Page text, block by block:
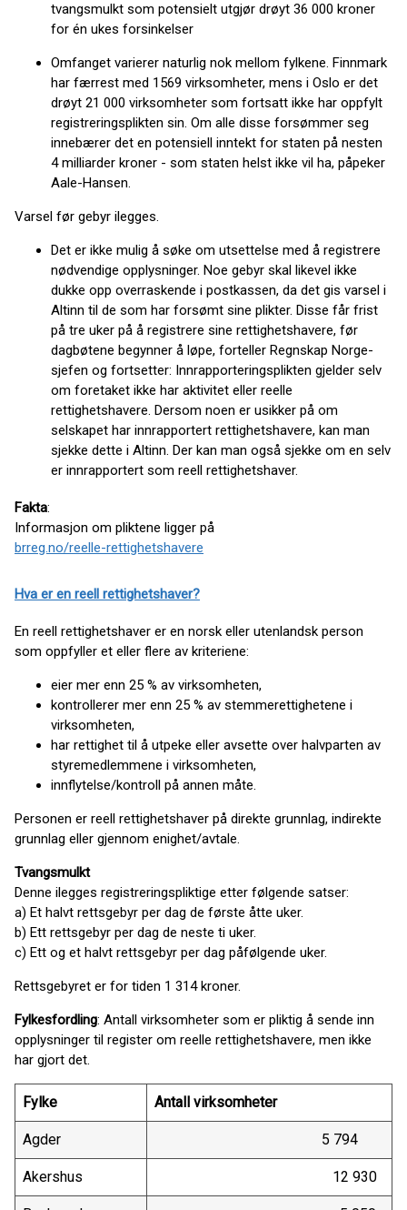
tvangsmulkt som potensielt utgjør drøyt 36 000 kroner
for én ukes forsinkelser
Omfanget varierer naturlig nok mellom fylkene. Finnmark
har færrest med 1569 virksomheter, mens i Oslo er det
drøyt 21 000 virksomheter som fortsatt ikke har oppfylt
registreringsplikten sin. Om alle disse forsømmer seg
innebærer det en potensiell inntekt for staten på nesten
4 milliarder kroner - som staten helst ikke vil ha, påpeker
Aale-Hansen.
Varsel før gebyr ilegges.
Det er ikke mulig å søke om utsettelse med å registrere
nødvendige opplysninger. Noe gebyr skal likevel ikke
dukke opp overraskende i postkassen, da det gis varsel i
Altinn til de som har forsømt sine plikter. Disse får frist
på tre uker på å registrere sine rettighetshavere, før
dagbøtene begynner å løpe, forteller Regnskap Norge-
sjefen og fortsetter: Innrapporteringsplikten gjelder selv
om foretaket ikke har aktivitet eller reelle
rettighetshavere. Dersom noen er usikker på om
selskapet har innrapportert rettighetshavere, kan man
sjekke dette i Altinn. Der kan man også sjekke om en selv
er innrapportert som reell rettighetshaver.
Fakta:
Informasjon om pliktene ligger på
brreg.no/reelle-rettighetshavere
Hva er en reell rettighetshaver?
En reell rettighetshaver er en norsk eller utenlandsk person
som oppfyller et eller flere av kriteriene:
eier mer enn 25 % av virksomheten,
kontrollerer mer enn 25 % av stemmerettighetene i
virksomheten,
har rettighet til å utpeke eller avsette over halvparten av
styremedlemmene i virksomheten,
innflytelse/kontroll på annen måte.
Personen er reell rettighetshaver på direkte grunnlag, indirekte
grunnlag eller gjennom enighet/avtale.
Tvangsmulkt
Denne ilegges registreringspliktige etter følgende satser:
a) Et halvt rettsgebyr per dag de første åtte uker.
b) Ett rettsgebyr per dag de neste ti uker.
c) Ett og et halvt rettsgebyr per dag påfølgende uker.
Rettsgebyret er for tiden 1 314 kroner.
Fylkesfordling: Antall virksomheter som er pliktig å sende inn
opplysninger til register om reelle rettighetshavere, men ikke
har gjort det.
Fylke Antall virksomheter
Agder 5 794
Akershus 12 930